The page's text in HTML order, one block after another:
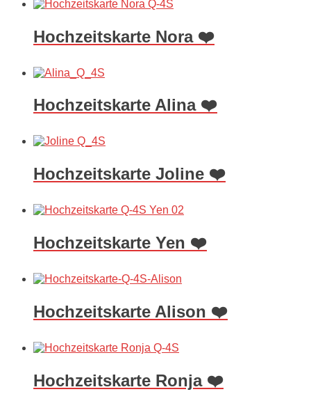
Hochzeitskarte Nora ❤️
Hochzeitskarte Alina ❤️
Hochzeitskarte Joline ❤️
Hochzeitskarte Yen ❤️
Hochzeitskarte Alison ❤️
Hochzeitskarte Ronja ❤️